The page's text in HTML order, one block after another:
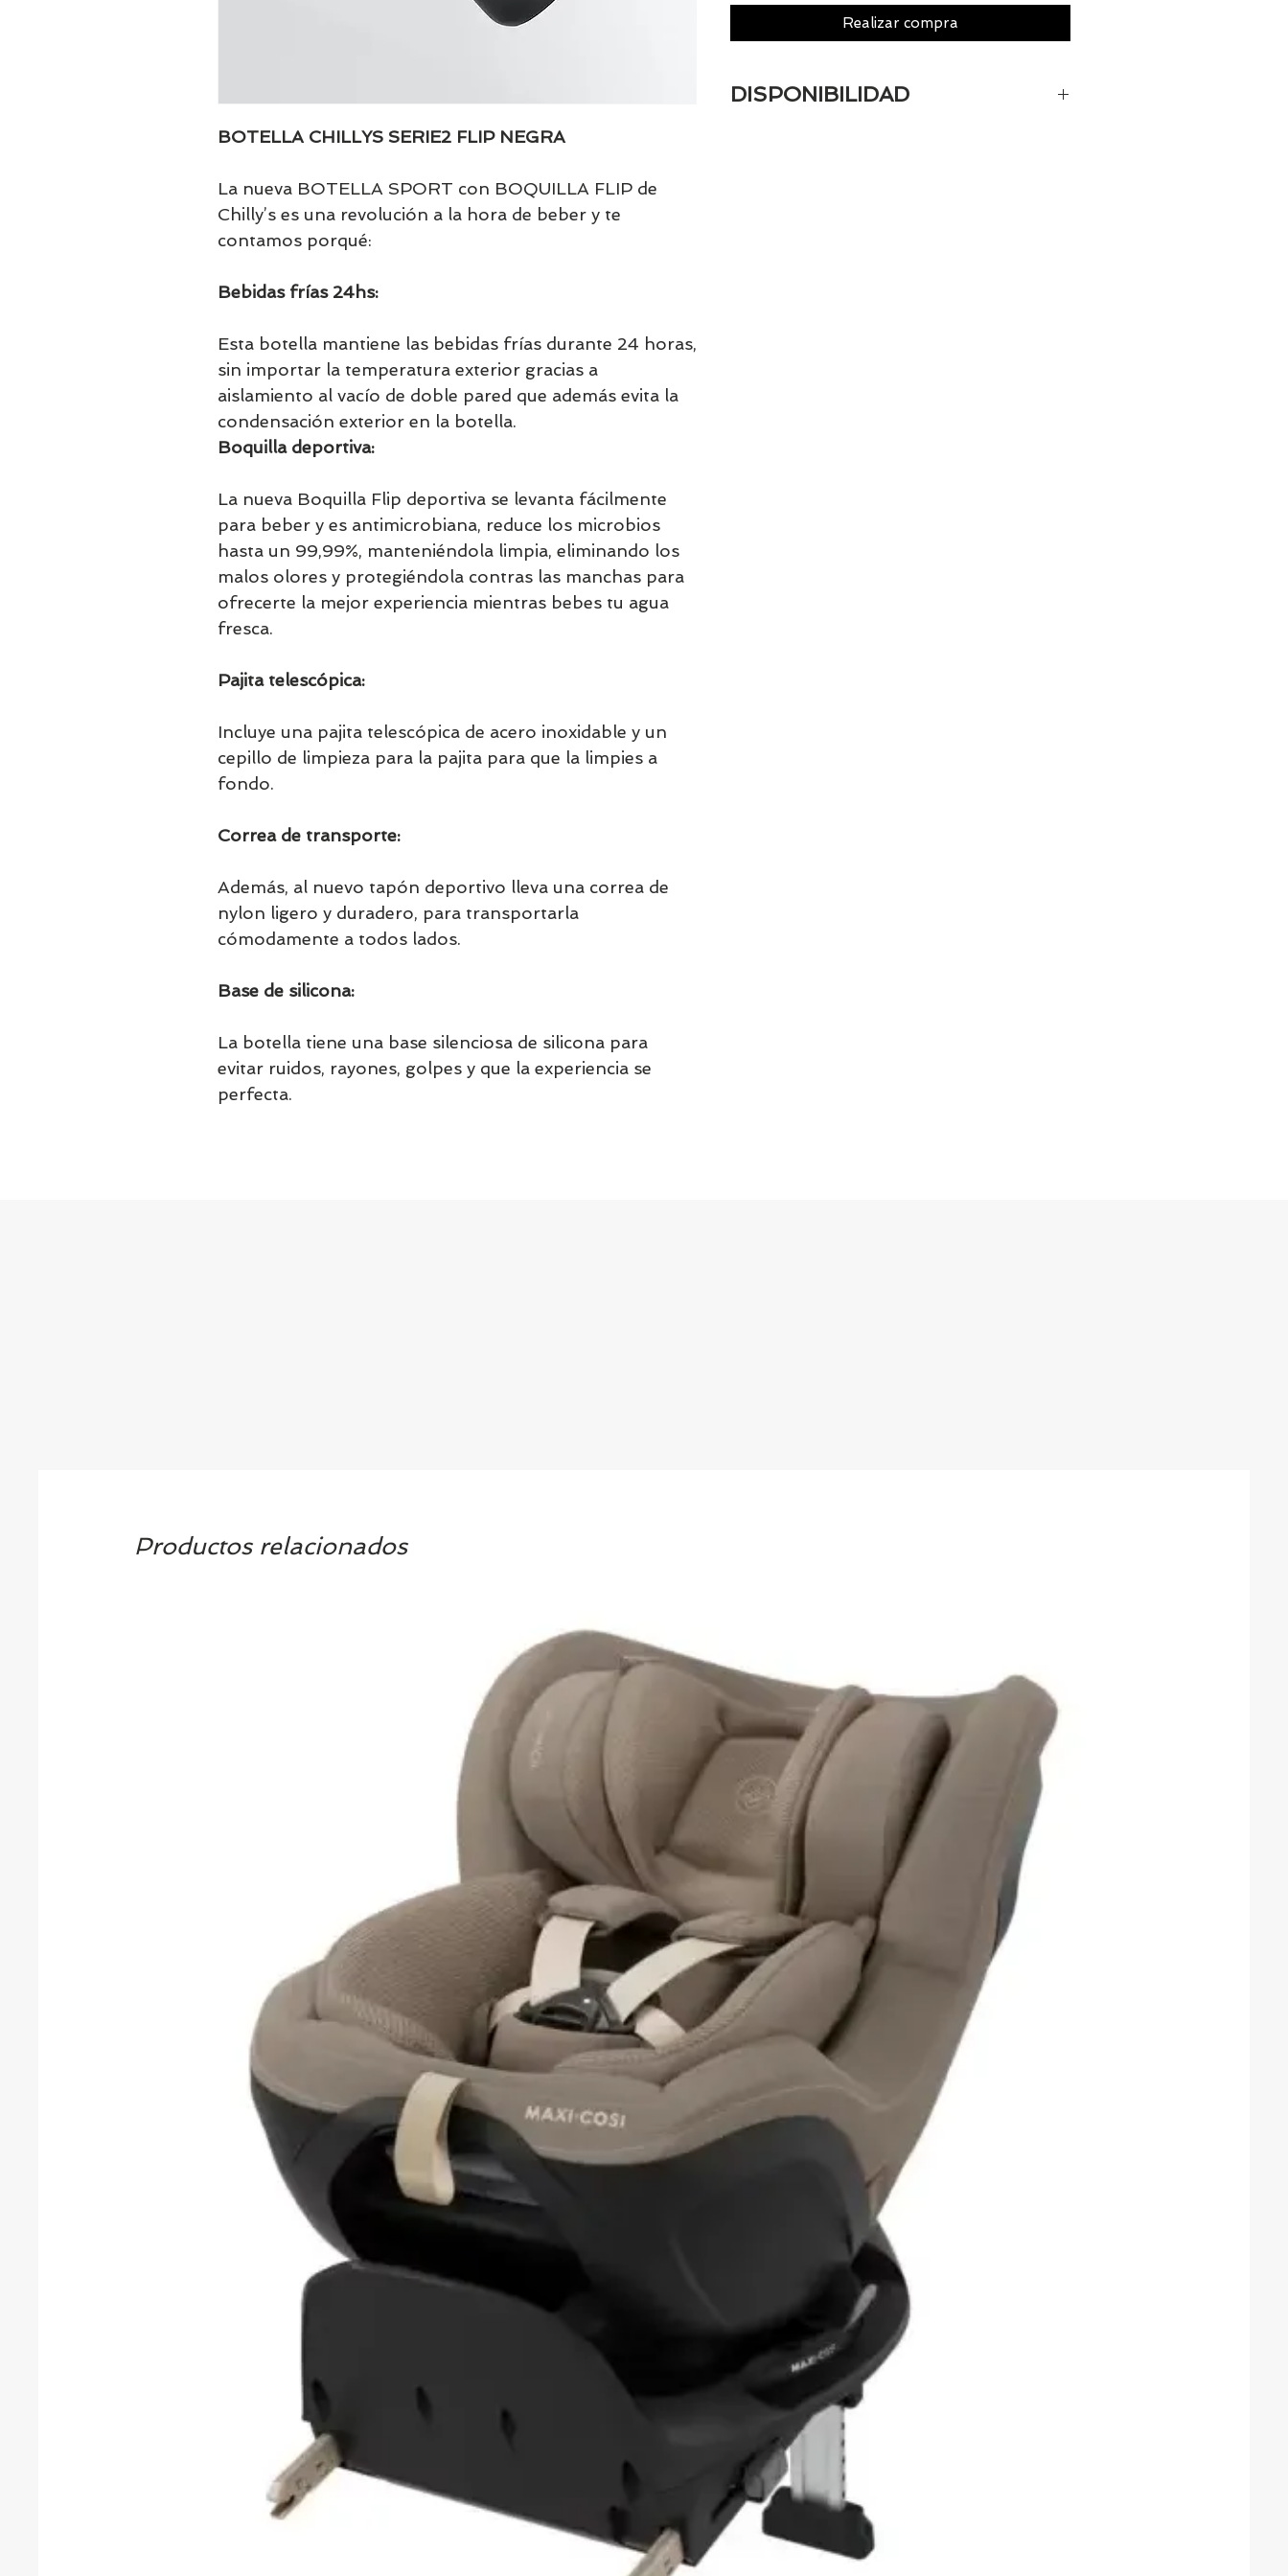
BOTELLA CHILLYS SERIE2 FLIP NEGRA
La nueva BOTELLA SPORT con BOQUILLA FLIP de
Chilly’s es una revolución a la hora de beber y te
contamos porqué:
Bebidas frías 24hs:
Esta botella mantiene las bebidas frías durante 24 horas,
sin importar la temperatura exterior gracias a
aislamiento al vacío de doble pared que además evita la
condensación exterior en la botella.
Boquilla deportiva:
La nueva Boquilla Flip deportiva se levanta fácilmente
para beber y es antimicrobiana, reduce los microbios
hasta un 99,99%, manteniéndola limpia, eliminando los
malos olores y protegiéndola contras las manchas para
ofrecerte la mejor experiencia mientras bebes tu agua
fresca.
Pajita telescópica:
Incluye una pajita telescópica de acero inoxidable y un
cepillo de limpieza para la pajita para que la limpies a
fondo.
Correa de transporte:
Además, al nuevo tapón deportivo lleva una correa de
nylon ligero y duradero, para transportarla
cómodamente a todos lados.
Base de silicona:
La botella tiene una base silenciosa de silicona para
evitar ruidos, rayones, golpes y que la experiencia se
perfecta.
Realizar compra
DISPONIBILIDAD
Productos relacionados